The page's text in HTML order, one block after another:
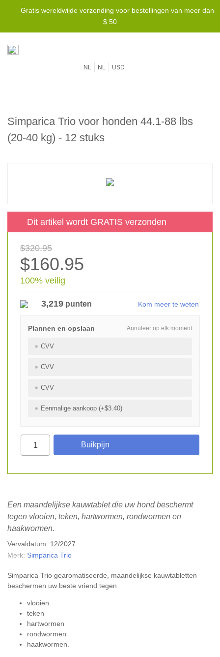
Gratis wereldwijde verzending voor bestellingen van meer dan
$ 50
NL NL USD
Simparica Trio voor honden 44.1-88 lbs
(20-40 kg) - 12 stuks
Dit artikel wordt GRATIS verzonden
$320.95
$160.95
100% veilig
3,219 punten Kom meer te weten
Annuleer op elk moment
Plannen en opslaan
CVV
CVV
CVV
Eenmalige aankoop (+$3.40)
Een maandelijkse kauwtablet die uw hond beschermt
tegen vlooien, teken, hartwormen, rondwormen en
haakwormen.
Vervaldatum: 12/2027
Merk: Simparica Trio
Simparica Trio gearomatiseerde, maandelijkse kauwtabletten
beschermen uw beste vriend tegen
vlooien
teken
hartwormen
rondwormen
haakwormen.